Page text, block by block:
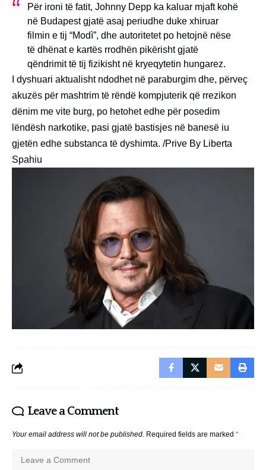
Për ironi të fatit, Johnny Depp ka kaluar mjaft kohë
në Budapest gjatë asaj periudhe duke xhiruar
filmin e tij “Modì”, dhe autoritetet po hetojnë nëse
të dhënat e kartës rrodhën pikërisht gjatë
qëndrimit të tij fizikisht në kryeqytetin hungarez.
I dyshuari aktualisht ndodhet në paraburgim dhe, përveç
akuzës për mashtrim të rëndë kompjuterik që rrezikon
dënim me vite burg, po hetohet edhe për posedim
lëndësh narkotike, pasi gjatë bastisjes në banesë iu
gjetën edhe substanca të dyshimta. /Prive By Liberta
Spahiu
Leave a Comment
Your email address will not be published. Required fields are marked *